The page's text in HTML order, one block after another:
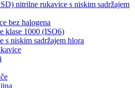
nitrilne rukavice s niskim sadržajem
bez halogena
klase 1000 (ISO6)
s niskim sadržajem hlora